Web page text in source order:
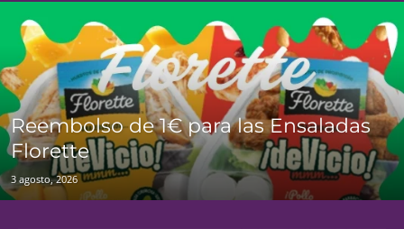
Reembolso de 1€ para las Ensaladas
Florette
3 agosto, 2026